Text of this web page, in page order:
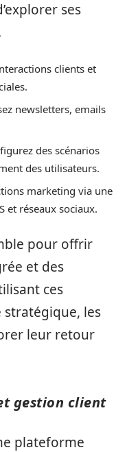
ses
clients et
newsletters, emails
des scénarios
des utilisateurs.
marketing via une
et réseaux sociaux.
pour offrir
et des
ces
les
leur retour
gestion client
plateforme